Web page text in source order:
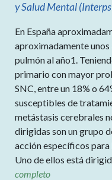
y Salud Mental
En España
aproximadamente unos
pulmón al año1.
primario con mayor
SNC, entre un 18% o
susceptibles de
metástasis cerebrales
dirigidas son un grupo
acción específicos para
Uno de ellos está
completo